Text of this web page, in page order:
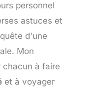
personnel
astuces et
d'une
Mon
chacun à faire
et à voyager